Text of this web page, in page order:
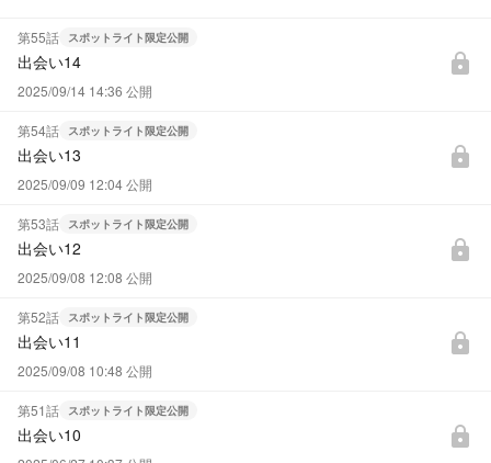
第55話 スポットライト限定公開
出会い14
2025/09/14 14:36 公開
lock
第54話 スポットライト限定公開
出会い13
2025/09/09 12:04 公開
lock
第53話 スポットライト限定公開
出会い12
2025/09/08 12:08 公開
lock
第52話 スポットライト限定公開
出会い11
2025/09/08 10:48 公開
lock
第51話 スポットライト限定公開
出会い10 lock